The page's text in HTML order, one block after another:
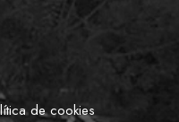
de cookies